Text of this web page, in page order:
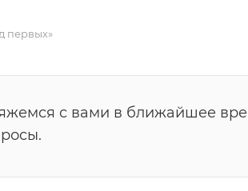
первых»
с вами в ближайшее